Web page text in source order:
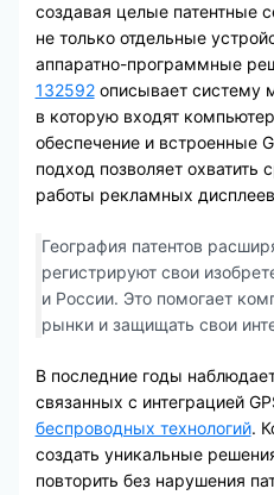
создавая целые патентные
не только отдельные
аппаратно-программные
132592описывает систему
в которую входят
обеспечение и встроенные
подход позволяет охватить
работы рекламных
География патентов
регистрируют свои
и России. Это помогает
рынки и защищать свои
В последние годы
связанных с интеграцией
беспроводных технологий.
создать уникальные
повторить без нарушения